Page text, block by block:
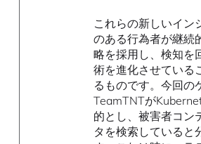
これらの新しいイン
のある行為者が継続
略を採用し、検知を
術を進化させている
るものです。今回の
TeamTNTが
的とし、被害者コン
タを検索していると